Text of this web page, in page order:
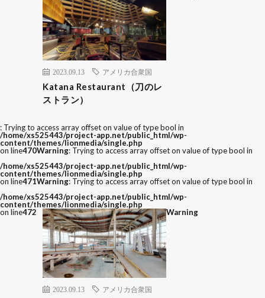
2023.09.13 アメリカ合衆国
Katana Restaurant（刀のレ
ストラン）
: Trying to access array offset on value of type bool in
/home/xs525443/project-app.net/public_html/wp-
content/themes/lionmedia/single.php
on line470Warning: Trying to access array offset on value of type bool in
/home/xs525443/project-app.net/public_html/wp-
content/themes/lionmedia/single.php
on line471Warning: Trying to access array offset on value of type bool in
/home/xs525443/project-app.net/public_html/wp-
content/themes/lionmedia/single.php
on line472
2023.09.13 アメリカ合衆国
Warning